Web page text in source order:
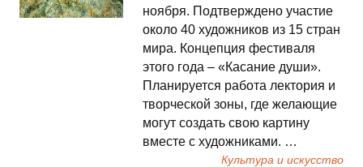
ноября. Подтверждено участие
около 40 художников из 15 стран
мира. Концепция фестиваля
этого года – «Касание души».
Планируется работа лектория и
творческой зоны, где желающие
могут создать свою картину
вместе с художниками. …
Культура и искусство